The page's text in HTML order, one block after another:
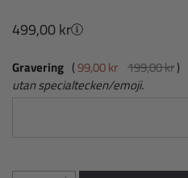
499,00 kr
Gravering
99,00 kr 199,00 kr
utan specialtecken/emoji.